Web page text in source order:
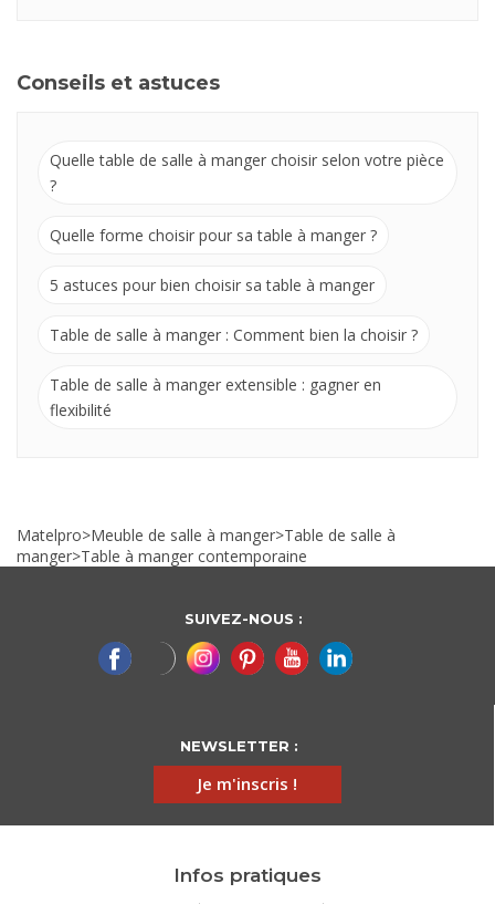
Conseils et astuces
Quelle table de salle à manger choisir selon votre pièce
?
Quelle forme choisir pour sa table à manger ?
5 astuces pour bien choisir sa table à manger
Table de salle à manger : Comment bien la choisir ?
Table de salle à manger extensible : gagner en
flexibilité
Matelpro>Meuble de salle à manger>Table de salle à
manger>Table à manger contemporaine
SUIVEZ-NOUS :
NEWSLETTER :
Je m'inscris !
Infos pratiques